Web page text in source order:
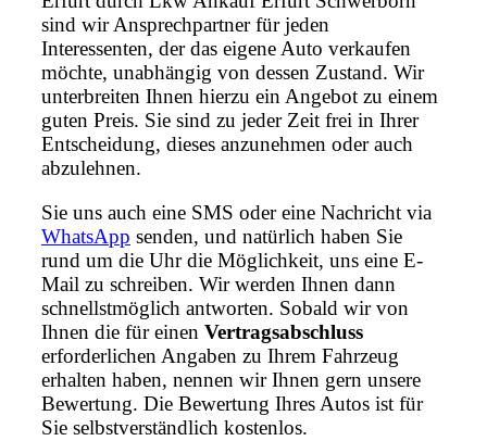
sind wir Ansprechpartner für jeden
Interessenten, der das eigene Auto verkaufen
möchte, unabhängig von dessen Zustand. Wir
unterbreiten Ihnen hierzu ein Angebot zu einem
guten Preis. Sie sind zu jeder Zeit frei in Ihrer
Entscheidung, dieses anzunehmen oder auch
abzulehnen.
Sie uns auch eine SMS oder eine Nachricht via
WhatsApp senden, und natürlich haben Sie
rund um die Uhr die Möglichkeit, uns eine E-
Mail zu schreiben. Wir werden Ihnen dann
schnellstmöglich antworten. Sobald wir von
Ihnen die für einen Vertragsabschluss
erforderlichen Angaben zu Ihrem Fahrzeug
erhalten haben, nennen wir Ihnen gern unsere
Bewertung. Die Bewertung Ihres Autos ist für
Sie selbstverständlich kostenlos.